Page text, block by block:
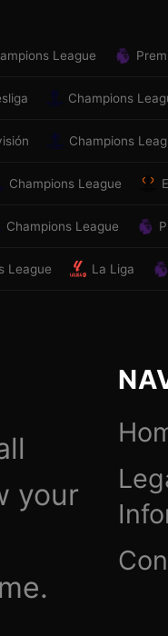
League
Champions
Champions
Champions League
Champions League
League La Liga
your